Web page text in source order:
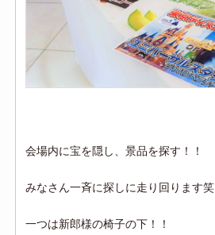
会場内に宝を隠し、景品を探す！！
みなさん一斉に探しに走り回ります笑
一つは新郎様の椅子の下！！